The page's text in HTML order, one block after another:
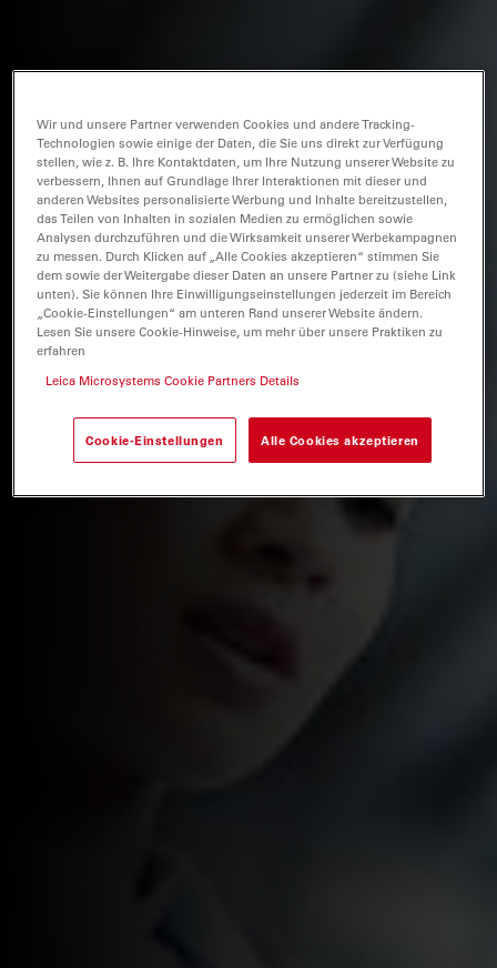
Wir und unsere Partner verwenden Cookies und andere Tracking-
Technologien sowie einige der Daten, die Sie uns direkt zur Verfügung
stellen, wie z. B. Ihre Kontaktdaten, um Ihre Nutzung unserer Website zu
verbessern, Ihnen auf Grundlage Ihrer Interaktionen mit dieser und
anderen Websites personalisierte Werbung und Inhalte bereitzustellen,
das Teilen von Inhalten in sozialen Medien zu ermöglichen sowie
Analysen durchzuführen und die Wirksamkeit unserer Werbekampagnen
zu messen. Durch Klicken auf „Alle Cookies akzeptieren“ stimmen Sie
dem sowie der Weitergabe dieser Daten an unsere Partner zu (siehe Link
unten). Sie können Ihre Einwilligungseinstellungen jederzeit im Bereich
„Cookie-Einstellungen“ am unteren Rand unserer Website ändern.
Lesen Sie unsere Cookie-Hinweise, um mehr über unsere Praktiken zu
erfahren
Leica Microsystems Cookie Partners Details
Cookie-Einstellungen Alle Cookies akzeptieren